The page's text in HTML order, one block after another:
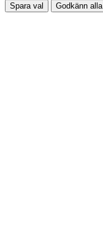
Spara val Godkänn alla